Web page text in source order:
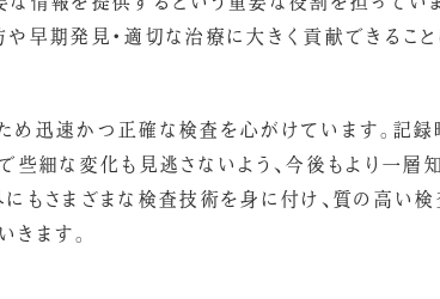
早期発見・適切な治療に大きく貢献できるこ
め迅速かつ正確な検査を心がけています。記録
細な変化も見逃さないよう、今後もより一層
もさまざまな検査技術を身に付け、質の高い検
ます。